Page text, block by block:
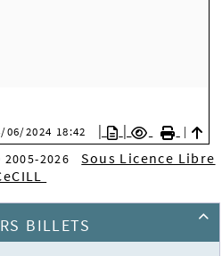

billets
06/2024 18:42 | | |
2005-2026Sous Licence Libre